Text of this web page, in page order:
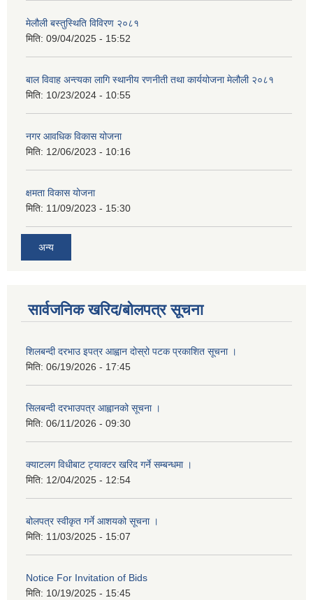
मेलौली बस्तुस्थिति विविरण २०८१
मिति: 09/04/2025 - 15:52
बाल विवाह अन्त्यका लागि स्थानीय रणनीती तथा कार्ययोजना मेलौली २०८१
मिति: 10/23/2024 - 10:55
नगर आवधिक विकास योजना
मिति: 12/06/2023 - 10:16
क्षमता विकास योजना
मिति: 11/09/2023 - 15:30
अन्य
सार्वजनिक खरिद/बोलपत्र सूचना
शिलबन्दी दरभाउ इपत्र आह्वान दोस्रो पटक प्रकाशित सूचना ।
मिति: 06/19/2026 - 17:45
सिलबन्दी दरभाउपत्र आह्वानको सूचना ।
मिति: 06/11/2026 - 09:30
क्याटलग विधीबाट ट्याक्टर खरिद गर्ने सम्बन्धमा ।
मिति: 12/04/2025 - 12:54
बोलपत्र स्वीकृत गर्ने आशयको सूचना ।
मिति: 11/03/2025 - 15:07
Notice For Invitation of Bids
मिति: 10/19/2025 - 15:45